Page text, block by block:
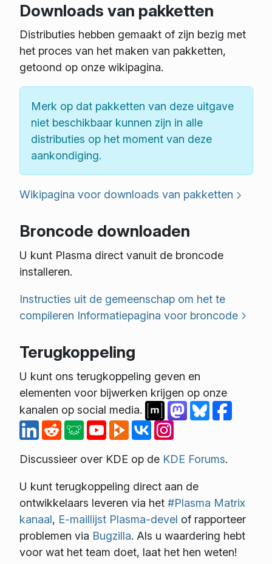
Downloads van pakketten
Distributies hebben gemaakt of zijn bezig met
het proces van het maken van pakketten,
getoond op onze wikipagina.
Merk op dat pakketten van deze uitgave
niet beschikbaar kunnen zijn in alle
distributies op het moment van deze
aankondiging.
Wikipagina voor downloads van pakketten
Broncode downloaden
U kunt Plasma direct vanuit de broncode
installeren.
Instructies uit de gemeenschap om het te
compileren Informatiepagina voor broncode
Terugkoppeling
U kunt ons terugkoppeling geven en
elementen voor bijwerken krijgen op onze
kanalen op social media.
Discussieer over KDE op de KDE Forums.
U kunt terugkoppeling direct aan de
ontwikkelaars leveren via het #Plasma Matrix
kanaal, E-maillijst Plasma-devel of rapporteer
problemen via Bugzilla. Als u waardering hebt
voor wat het team doet, laat het hen weten!